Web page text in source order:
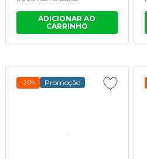
ADICIONAR AO
CARRINHO
-20% Promoção